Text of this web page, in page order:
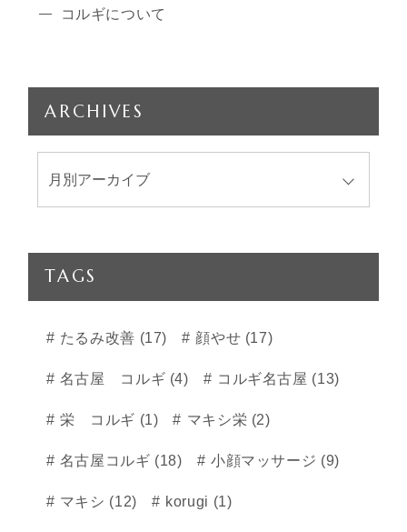
コルギについて
ARCHIVES
TAGS
たるみ改善 (17) 顔やせ (17)
名古屋 コルギ (4) コルギ名古屋 (13)
栄 コルギ (1) マキシ栄 (2)
名古屋コルギ (18) 小顔マッサージ (9)
マキシ (12) korugi (1)